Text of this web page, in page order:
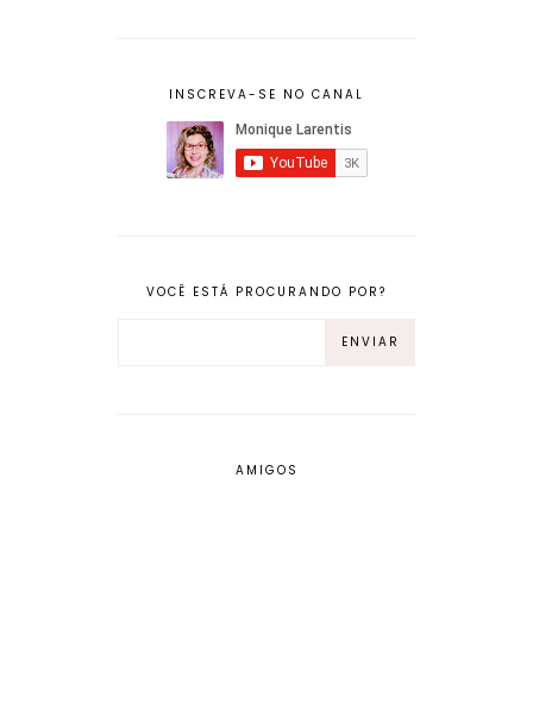
INSCREVA-SE NO CANAL
VOCÊ ESTÁ PROCURANDO POR?
AMIGOS